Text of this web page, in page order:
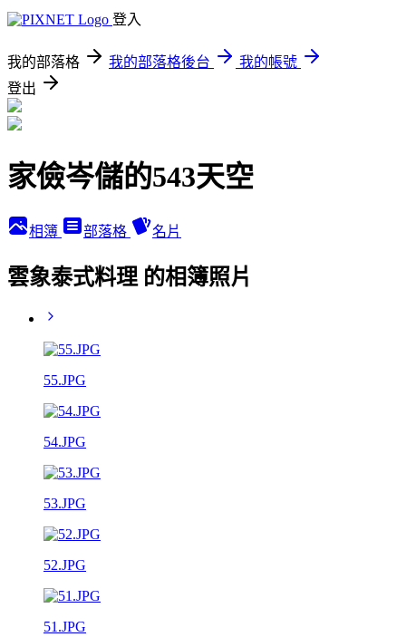
登入
我的部落格 我的部落格後台
我的帳號
登出
家儉岑儲的543天空
相簿 部落格 名片
雲象泰式料理 的相簿照片
55.JPG
54.JPG
53.JPG
52.JPG
51.JPG